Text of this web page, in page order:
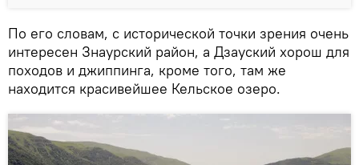
По его словам, с исторической точки зрения очень
интересен Знаурский район, а Дзауский хорош для
походов и джиппинга, кроме того, там же
находится красивейшее Кельское озеро.